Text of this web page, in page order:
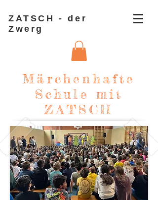
ZATSCH - der
Zwerg
Märchenhafte
Schule mit
ZATSCH